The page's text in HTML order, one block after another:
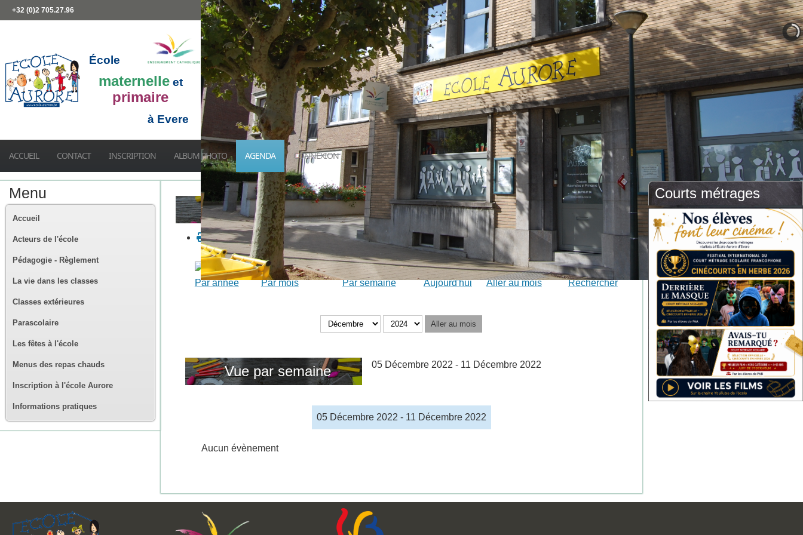
+32 (0)2 705.27.96
École
maternelle et
primaire
à Evere
ACCUEIL CONTACT INSCRIPTION ALBUM PHOTO AGENDA CONNEXION
Menu
Accueil
Acteurs de l'école
Pédagogie - Règlement
La vie dans les classes
Classes extérieures
Parascolaire
Les fêtes à l'école
Menus des repas chauds
Inscription à l'école Aurore
Informations pratiques
Calendrier
Par année Par mois Par semaine Aujourd'hui Aller au mois Rechercher
Aller au mois
Vue par semaine 05 Décembre 2022 - 11 Décembre 2022
05 Décembre 2022 - 11 Décembre 2022
Aucun évènement
Courts métrages